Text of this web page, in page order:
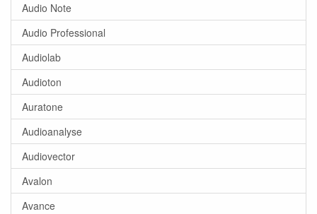
Audio Note
Audio Professional
Audiolab
Audioton
Auratone
Audioanalyse
Audiovector
Avalon
Avance